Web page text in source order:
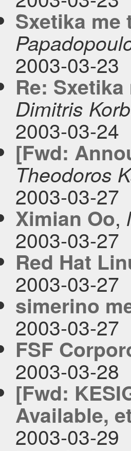
Sxetika me
2003-03-23
Re:
Dimitris
2003-03-24
[Fwd:
Theodoros
2003-03-27
Ximian Oo,
2003-03-27
Red Hat
2003-03-27
simerino
2003-03-27
FSF
2003-03-28
[Fwd:
Available,
2003-03-29